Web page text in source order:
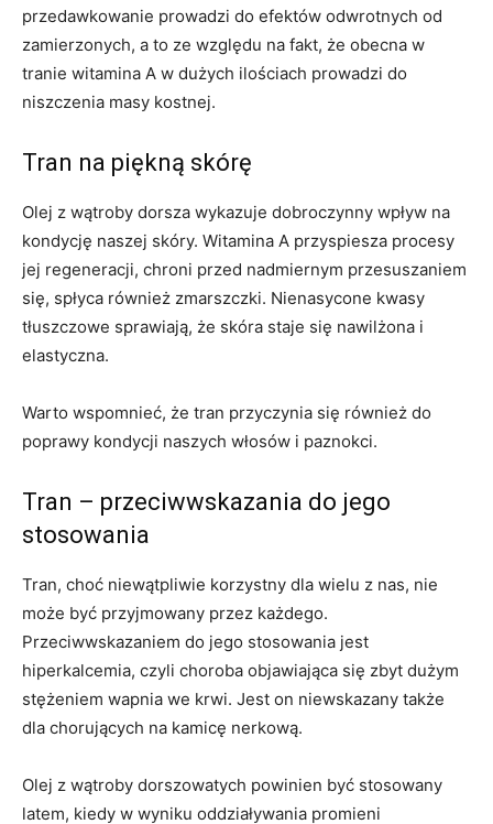
przedawkowanie prowadzi do efektów odwrotnych od
zamierzonych, a to ze względu na fakt, że obecna w
tranie witamina A w dużych ilościach prowadzi do
niszczenia masy kostnej.
Tran na piękną skórę
Olej z wątroby dorsza wykazuje dobroczynny wpływ na
kondycję naszej skóry. Witamina A przyspiesza procesy
jej regeneracji, chroni przed nadmiernym przesuszaniem
się, spłyca również zmarszczki. Nienasycone kwasy
tłuszczowe sprawiają, że skóra staje się nawilżona i
elastyczna.
Warto wspomnieć, że tran przyczynia się również do
poprawy kondycji naszych włosów i paznokci.
Tran – przeciwwskazania do jego
stosowania
Tran, choć niewątpliwie korzystny dla wielu z nas, nie
może być przyjmowany przez każdego.
Przeciwwskazaniem do jego stosowania jest
hiperkalcemia, czyli choroba objawiająca się zbyt dużym
stężeniem wapnia we krwi. Jest on niewskazany także
dla chorujących na kamicę nerkową.
Olej z wątroby dorszowatych powinien być stosowany
latem, kiedy w wyniku oddziaływania promieni